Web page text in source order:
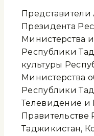
Президента
Министерства
Республики
культуры
Министерства
Республики
Телевидение и
Правительстве
Таджикистан,